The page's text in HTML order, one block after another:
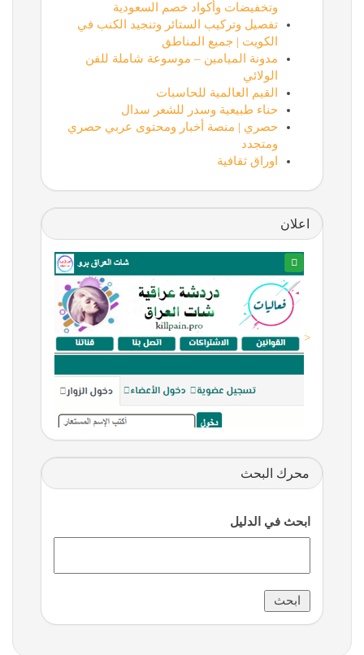
وتخفيضات وأكواد خصم السعودية
تفصيل وتركيب الستائر وتنجيد الكنب في
الكويت | جميع المناطق
مدونة الميامين – موسوعة شاملة للفن
الولائي
القيم العالمية للحاسبات
حناء طبيعية وسدر للشعر سدال
حصري | منصة أخبار ومحتوى عربي حصري
ومتجدد
اوراق ثقافية
اعلان
<
محرك البحث
ابحث في الدليل